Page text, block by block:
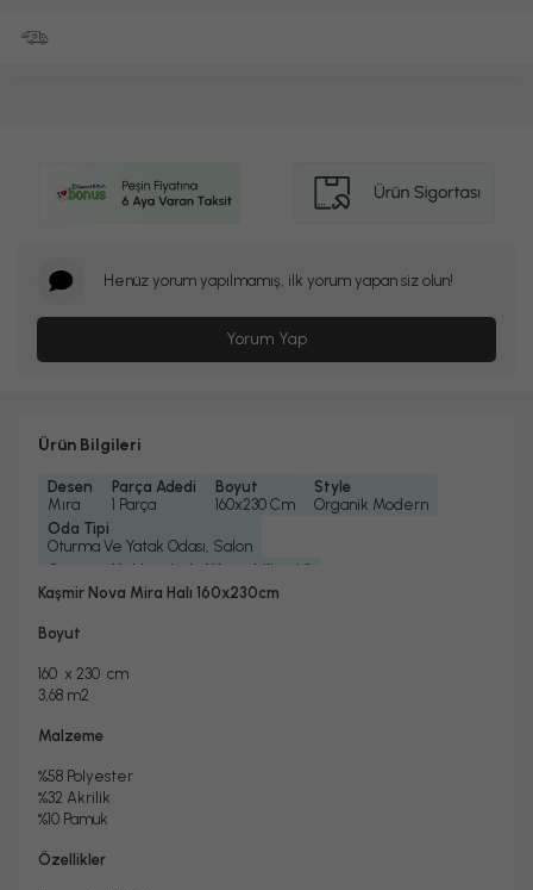
Henüz yorum yapılmamış, ilk yorum yapan siz olun!
Yorum Yap
Ürün Bilgileri
Desen
Mıra
Parça Adedi
1 Parça
Boyut
160x230 Cm
Style
Organik Modern
Oda Tipi
Oturma Ve Yatak Odası, Salon
Çamaşır Makinesinde Yıkanabilir mi ?
Evet
Evet
3, 68
Kaşmir Nova Mira Halı 160x230cm
Boyut
160 x 230 cm
3,68 m2
Malzeme
%58 Polyester
%32 Akrilik
%10 Pamuk
Özellikler